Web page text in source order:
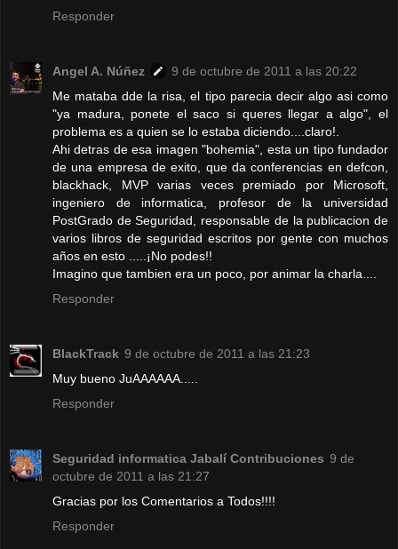
Responder
Angel A. Núñez
9 de octubre de 2011 a las 20:22
Me mataba dde la risa, el tipo parecia decir algo asi como
"ya madura, ponete el saco si queres llegar a algo", el
problema es a quien se lo estaba diciendo....claro!.
Ahi detras de esa imagen "bohemia", esta un tipo fundador
de una empresa de exito, que da conferencias en defcon,
blackhack, MVP varias veces premiado por Microsoft,
ingeniero de informatica, profesor de la universidad
PostGrado de Seguridad, responsable de la publicacion de
varios libros de seguridad escritos por gente con muchos
años en esto .....¡No podes!!
Imagino que tambien era un poco, por animar la charla....
Responder
BlackTrack 9 de octubre de 2011 a las 21:23
Muy bueno JuAAAAAA.....
Responder
Seguridad informatica Jabalí Contribuciones 9 de
octubre de 2011 a las 21:27
Gracias por los Comentarios a Todos!!!!
Responder